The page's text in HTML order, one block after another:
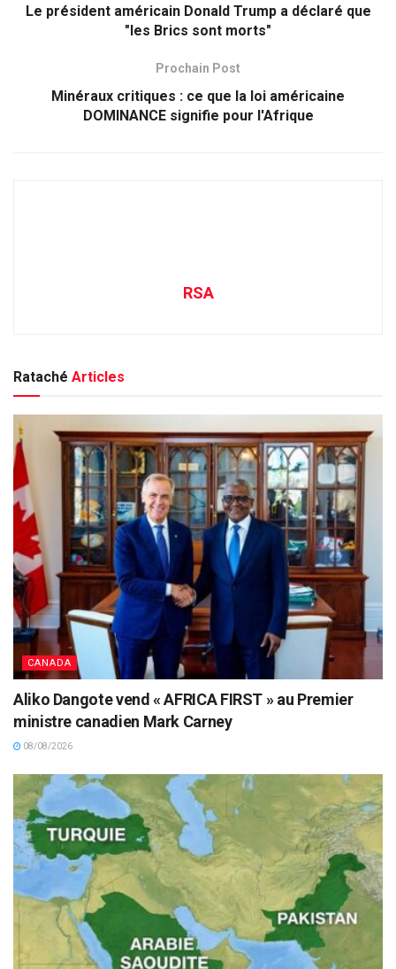
Le président américain Donald Trump a déclaré que
"les Brics sont morts"
Prochain Post
Minéraux critiques : ce que la loi américaine
DOMINANCE signifie pour l'Afrique
RSA
Rataché Articles
CANADA
Aliko Dangote vend « AFRICA FIRST » au Premier
ministre canadien Mark Carney
08/08/2026